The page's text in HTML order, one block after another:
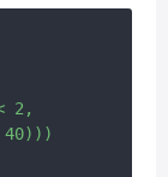
2,
40)))